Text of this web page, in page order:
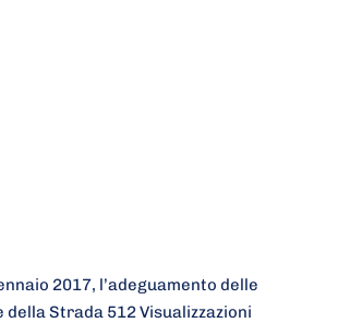
2017, l’adeguamento delle
della Strada 512 Visualizzazioni